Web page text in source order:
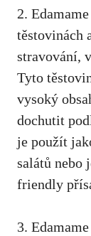
2.
těstovinách
stravování,
Tyto
vysoký
dochutit
je použít
salátů nebo
friendly
3.